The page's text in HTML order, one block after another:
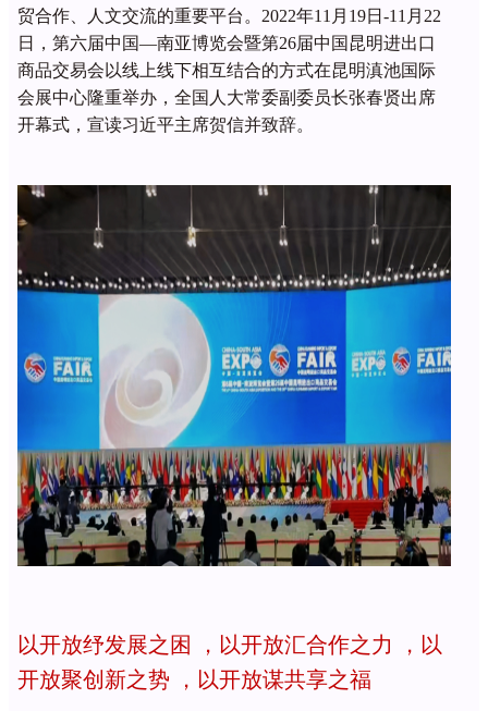
贸合作、人文交流的重要平台。2022年11月19日-11月22
日，第六届中国—南亚博览会暨第26届中国昆明进出口
商品交易会以线上线下相互结合的方式在昆明滇池国际
会展中心隆重举办，全国人大常委副委员长张春贤出席
开幕式，宣读习近平主席贺信并致辞。
以开放纾发展之困 ，以开放汇合作之力 ，以
开放聚创新之势 ，以开放谋共享之福